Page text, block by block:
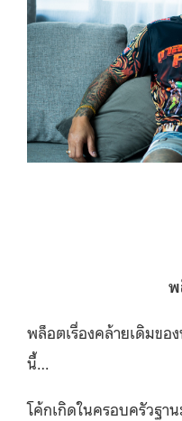
พ
พล็อตเรื่องคล้ายเดิมขอ
นี้…
โค้กเกิดในครอบครัวฐา